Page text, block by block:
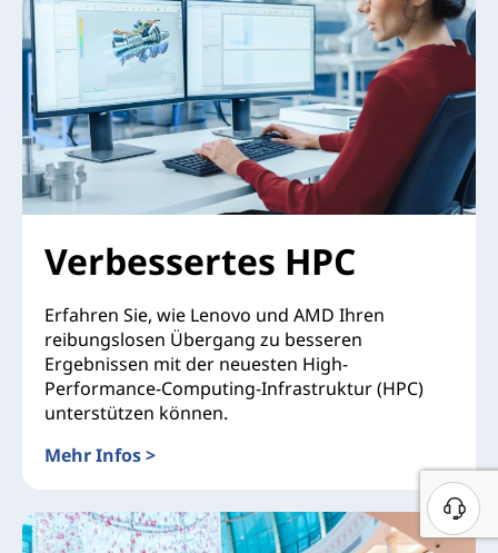
Verbessertes HPC
Erfahren Sie, wie Lenovo und AMD Ihren
reibungslosen Übergang zu besseren
Ergebnissen mit der neuesten High-
Performance-Computing-Infrastruktur (HPC)
unterstützen können.
Mehr Infos >